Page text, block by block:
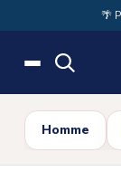
Skip to main 🌴
Homme